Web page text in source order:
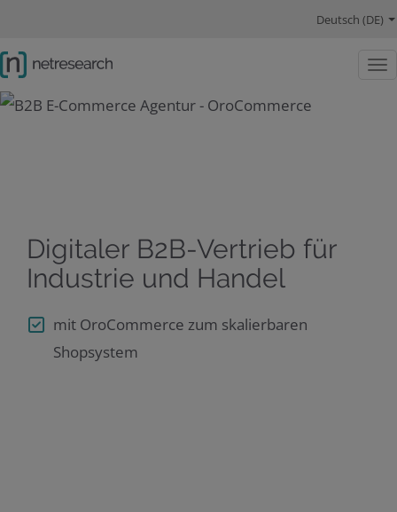
Deutsch (DE)
Digitaler B2B-Vertrieb für
Industrie und Handel
mit OroCommerce zum skalierbaren
Shopsystem